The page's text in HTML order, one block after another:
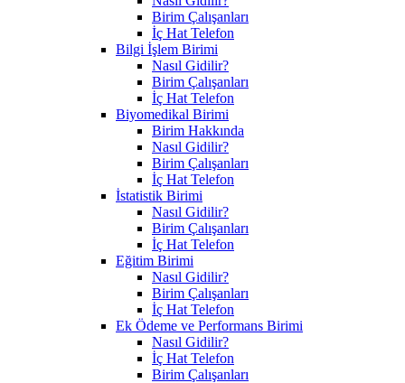
Birim Çalışanları
İç Hat Telefon
Bilgi İşlem Birimi
Nasıl Gidilir?
Birim Çalışanları
İç Hat Telefon
Biyomedikal Birimi
Birim Hakkında
Nasıl Gidilir?
Birim Çalışanları
İç Hat Telefon
İstatistik Birimi
Nasıl Gidilir?
Birim Çalışanları
İç Hat Telefon
Eğitim Birimi
Nasıl Gidilir?
Birim Çalışanları
İç Hat Telefon
Ek Ödeme ve Performans Birimi
Nasıl Gidilir?
İç Hat Telefon
Birim Çalışanları